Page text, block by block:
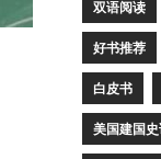
双语阅读
好书推荐
白皮书
美国建国